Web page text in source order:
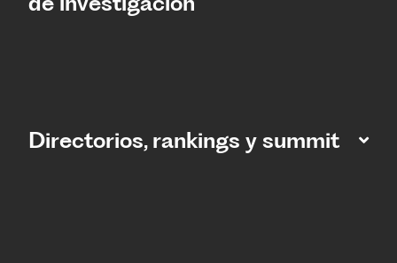
Directorios, rankings y summit